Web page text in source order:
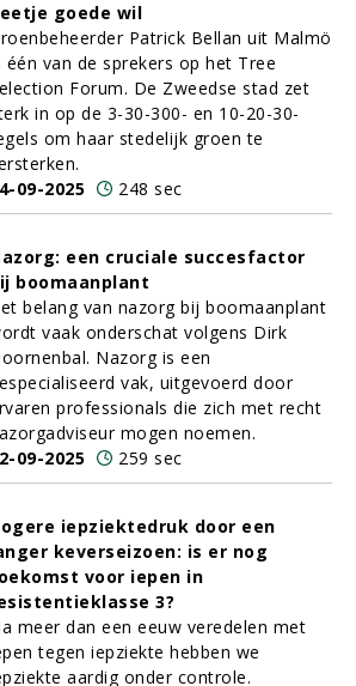
goede wil
Patrick Bellan uit Malmö
één van de sprekers op het Tree
Forum. De Zweedse stad zet
in op de 3-30-300- en 10-20-30-
om haar stedelijk groen te
09-2025
248 sec
een cruciale succesfactor
boomaanplant
belang van nazorg bij boomaanplant
vaak onderschat volgens Dirk
Nazorg is een
vak, uitgevoerd door
professionals die zich met recht
mogen noemen.
09-2025
259 sec
iepziektedruk door een
keverseizoen: is er nog
voor iepen in
3?
meer dan een eeuw veredelen met
tegen iepziekte hebben we
aardig onder controle.